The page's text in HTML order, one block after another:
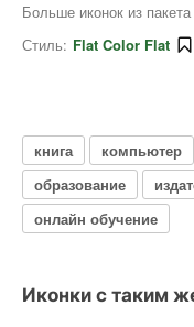
Больше иконок из пакета
Стиль: Flat Color Flat
книга компьютер
образование
онлайн обучение
Иконки с таким